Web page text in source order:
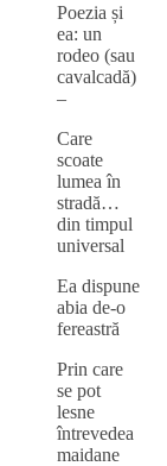
Poezia și
ea: un
rodeo (sau
cavalcadă)
–
Care
scoate
lumea în
stradă…
din timpul
universal
Ea dispune
abia de-o
fereastră
Prin care
se pot
lesne
întrevedea
maidane